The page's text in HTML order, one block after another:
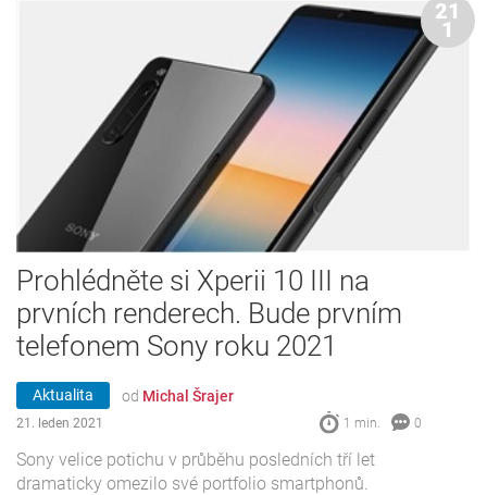
Prohlédněte si Xperii 10 III na
prvních renderech. Bude prvním
telefonem Sony roku 2021
Aktualita od Michal Šrajer
21. leden 2021 1 min. 0
Sony velice potichu v průběhu posledních tří let
dramaticky omezilo své portfolio smartphonů.
21
1